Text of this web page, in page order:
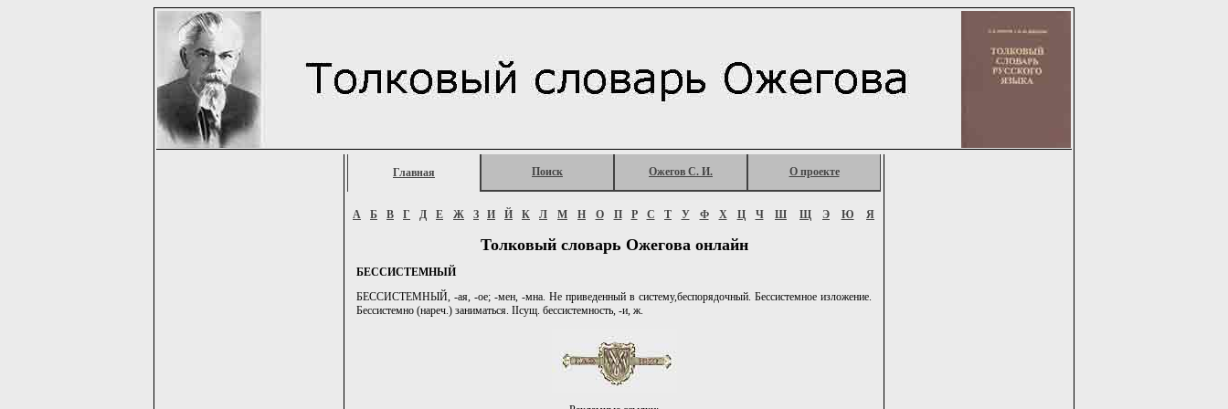
Главная Поиск Ожегов С. И. О проекте
А Б В Г Д Е Ж З И Й К Л М Н О П Р С Т У Ф Х Ц Ч Ш Щ Э Ю Я
Толковый словарь Ожегова онлайн
БЕССИСТЕМНЫЙ
БЕССИСТЕМНЫЙ, -ая, -ое; -мен, -мна. Не приведенный в систему,беспорядочный. Бессистемное изложение.
Бессистемно (нареч.) заниматься. IIсущ. бессистемность, -и, ж.